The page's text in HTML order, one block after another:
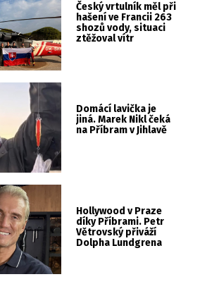
Český vrtulník měl při
hašení ve Francii 263
shozů vody, situaci
ztěžoval vítr
Domácí lavička je
jiná. Marek Nikl čeká
na Příbram v Jihlavě
Hollywood v Praze
díky Příbrami. Petr
Větrovský přiváží
Dolpha Lundgrena